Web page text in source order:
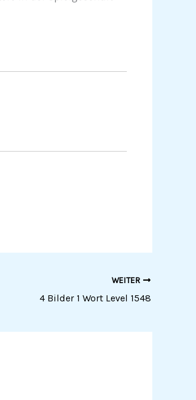
WEITER
4 Bilder 1 Wort Level 1548